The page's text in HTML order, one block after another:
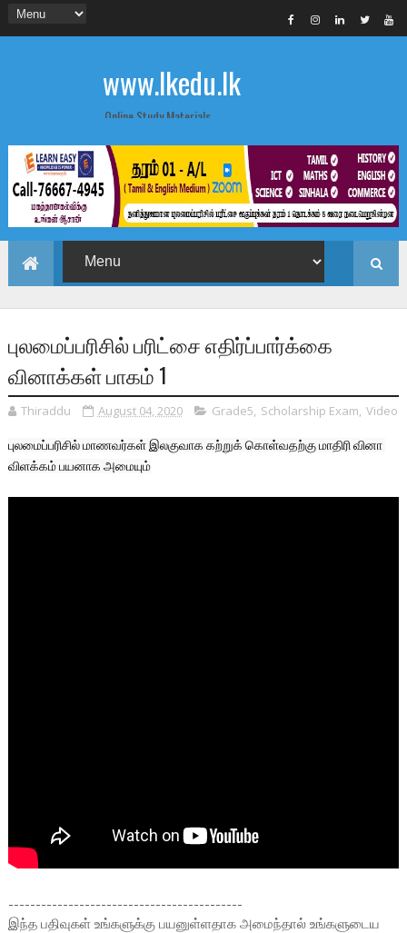
www.lkedu.lk
Online Study Materials
புலமைப்பரிசில் பரிட்சை எதிர்ப்பார்க்கை
வினாக்கள் பாகம் 1
Thiraddu August 04, 2020 Grade5, Scholarship Exam, Video
புலமைப்பரிசில் மாணவர்கள் இலகுவாக கற்றுக் கொள்வதற்கு மாதிரி வினா
விளக்கம் பயனாக அமையும்
-------------------------------------------
இந்த பதிவுகள் உங்களுக்கு பயனுள்ளதாக அமைந்தால் உங்களுடைய